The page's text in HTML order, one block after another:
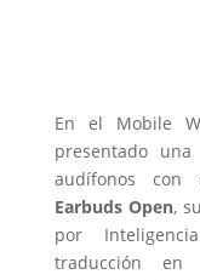
En el Mobile
presentado
audífonos
Earbuds Open,
por
traducción en